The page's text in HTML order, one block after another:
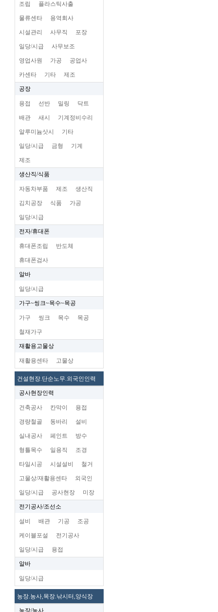
조립 플라스틱사출
물류센타 용역회사
시설관리 사무직 포장
일당/시급 사무보조
영업사원 가공 공업사
카센타 기타 제조
공장
용접 선반 밀링 닥트
배관 새시 기계정비수리
알루미늄삿시 기타
일당/시급 금형 기계
제조
생산직/식품
자동차부품 제조 생산직
김치공장 식품 가공
일당/시급
전자/휴대폰
휴대폰조립 반도체
휴대폰검사
알바
일당/시급
가구~씽크~목수~목공
가구 씽크 목수 목공
철재가구
재활용고물상
재활용센타 고물상
건설현장.단순노무.외국인인력
공사현장인력
건축공사 칸막이 용접
경량철골 동바리 설비
실내공사 페인트 방수
형틀목수 일용직 조경
타일시공 시설설비 철거
고물상/재활용센타 외국인
일당/시급 공사현장 미장
전기공사/조선소
설비 배관 기공 조공
케이블포설 전기공사
일당/시급 용접
알바
일당/시급
농장.농사,목장.낚시터,양식장
농장/농사